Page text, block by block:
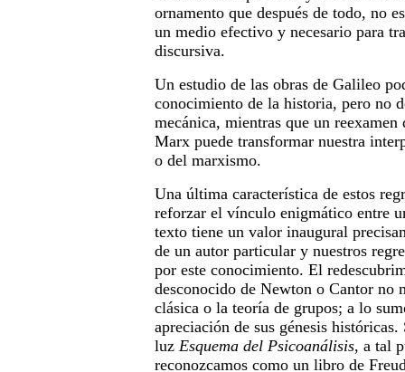
ornamento que después de todo, no
un medio efectivo y necesario para
discursiva.
Un estudio de las obras de Galileo
conocimiento de la historia, pero no
mecánica, mientras que un
Marx puede transformar nuestra
o del marxismo.
Una última característica de estos
reforzar el vínculo enigmático entre
texto tiene un valor inaugural
de un autor particular y nuestros
por este conocimiento. El
desconocido de Newton o Cantor no
clásica o la teoría de grupos; a lo
apreciación de sus génesis
luz Esquema del Psicoanálisis, a tal
reconozcamos como un libro de